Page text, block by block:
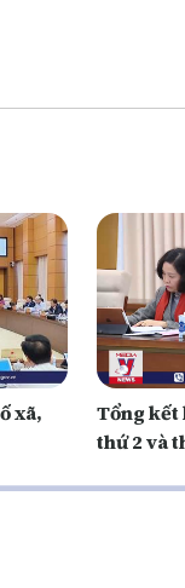
xã,
Tổng kết
thứ 2 và